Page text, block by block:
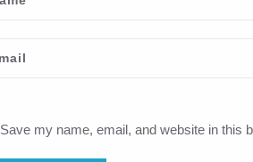
Save my name, email, and website in this